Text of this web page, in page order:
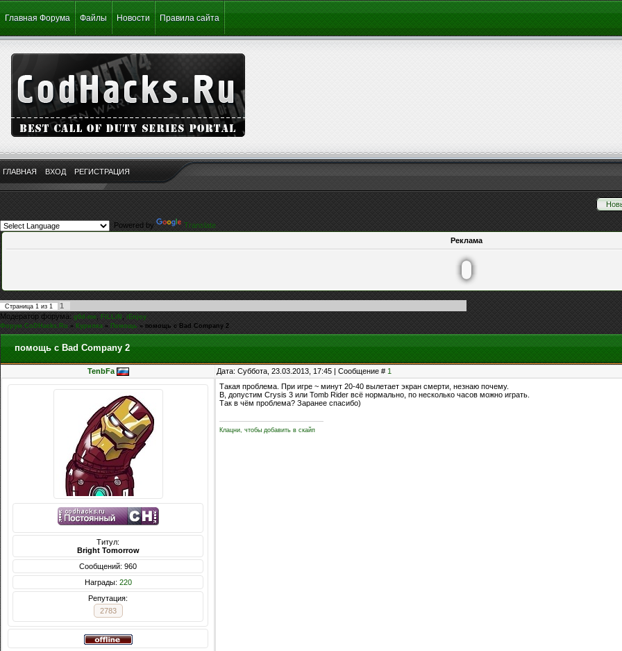
Главная Форума Файлы Новости Правила сайта
ГЛАВНАЯ ВХОД РЕГИСТРАЦИЯ
Powered by
Translate
Реклама
Страница 1 из 1
1
Модератор форума:g0d-me, FiLLiN,iEnjoy
Форум CoDHacks.Ru » Курилка » Помощь » помощь с Bad Company 2
помощь с Bad Company 2
TenbFa Дата: Суббота, 23.03.2013, 17:45 | Сообщение # 1
Титул:
Bright Tomorrow
Сообщений: 960
Награды: 220
Репутация:
2783
Такая проблема. При игре ~ минут 20-40 вылетает экран смерти, незнаю почему.
В, допустим Crysis 3 или Tomb Rider всё нормально, по несколько часов можно играть.
Так в чём проблема? Заранее спасибо)
Клацни, чтобы добавить в скайп